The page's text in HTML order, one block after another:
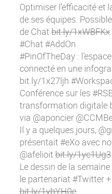
Optimiser l’efficacité et
de ses équipes.
de Chat bit.ly/1xWBFKx
#Chat #AddOn
#PinOfTheDay :
connecté en une
bit.ly/1x27ljh
Conférence sur les
transformation digitale
via @aponcier
Il y a quelques jours,
présentait #eXo avec
@afelioit bit.ly/1yc1Ug3
Le dessin de la
le partenariat #Twitter
bit.ly/1ybYH0e